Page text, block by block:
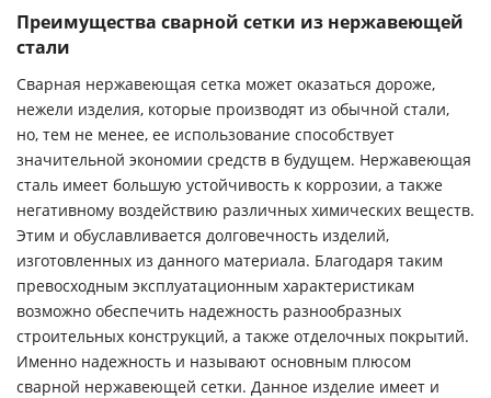
Преимущества сварной сетки из нержавеющей
стали
Сварная нержавеющая сетка может оказаться дороже,
нежели изделия, которые производят из обычной стали,
но, тем не менее, ее использование способствует
значительной экономии средств в будущем. Нержавеющая
сталь имеет большую устойчивость к коррозии, а также
негативному воздействию различных химических веществ.
Этим и обуславливается долговечность изделий,
изготовленных из данного материала. Благодаря таким
превосходным эксплуатационным характеристикам
возможно обеспечить надежность разнообразных
строительных конструкций, а также отделочных покрытий.
Именно надежность и называют основным плюсом
сварной нержавеющей сетки. Данное изделие имеет и